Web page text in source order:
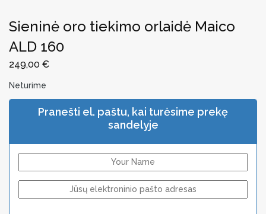
Sieninė oro tiekimo orlaidė Maico
ALD 160
249,00 €
Neturime
Pranešti el. paštu, kai turėsime prekę
sandelyje